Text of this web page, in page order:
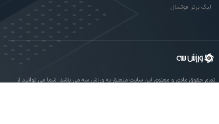
لیگ برتر فوتسال
تمام حقوق مادی و معنوی این سایت متعلق به ورزش سه می باشد. شما می توانید از